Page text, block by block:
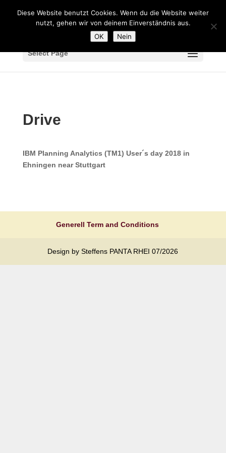
Select Page
Drive
IBM Planning Analytics (TM1) User´s day 2018 in
Ehningen near Stuttgart
Generell Term and Conditions
Design by Steffens PANTA RHEI 07/2026
Diese Website benutzt Cookies. Wenn du die Website weiter
nutzt, gehen wir von deinem Einverständnis aus.
OK
Nein